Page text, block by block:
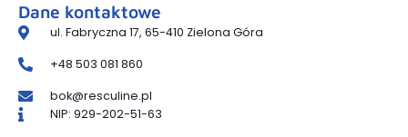
Dane kontaktowe
ul. Fabryczna 17, 65-410 Zielona Góra
+48 503 081 860
bok@resculine.pl
NIP: 929-202-51-63